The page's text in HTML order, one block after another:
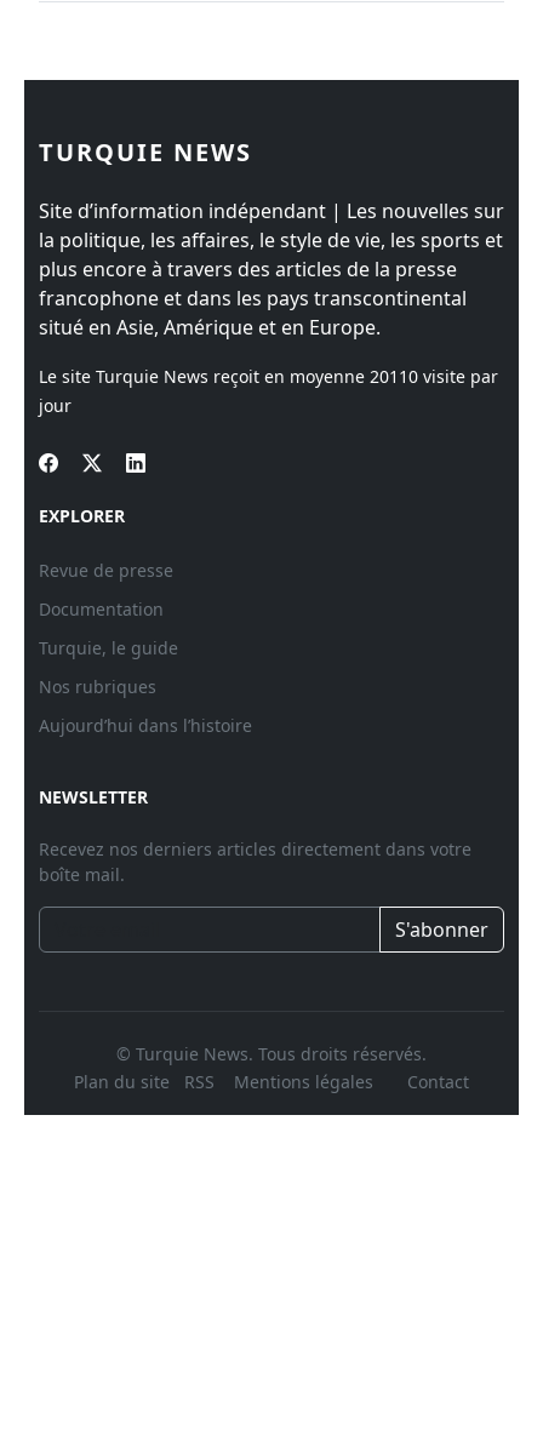
TURQUIE NEWS
Site d’information indépendant | Les nouvelles sur
la politique, les affaires, le style de vie, les sports et
plus encore à travers des articles de la presse
francophone et dans les pays transcontinental
situé en Asie, Amérique et en Europe.
Le site Turquie News reçoit en moyenne 20110 visite par
jour
EXPLORER
Revue de presse
Documentation
Turquie, le guide
Nos rubriques
Aujourd’hui dans l’histoire
NEWSLETTER
Recevez nos derniers articles directement dans votre
boîte mail.
S'abonner
© Turquie News. Tous droits réservés.
Plan du site
RSS Mentions légales Contact